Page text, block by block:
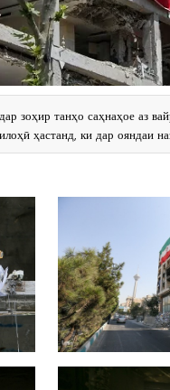
зоҳир танҳо саҳнаҳое аз
ҳастанд, ки дар ояндаи